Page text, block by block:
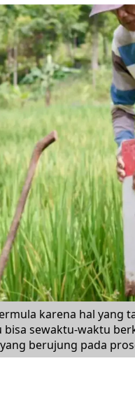
karena hal yang
bisa sewaktu-waktu
berujung pada